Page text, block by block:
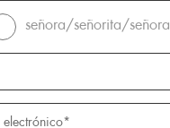
señora/señorita/señora